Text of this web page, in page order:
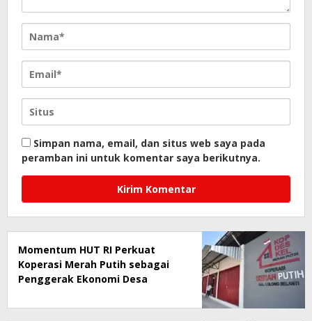
Simpan nama, email, dan situs web saya pada
peramban ini untuk komentar saya berikutnya.
Momentum HUT RI Perkuat
Koperasi Merah Putih sebagai
Penggerak Ekonomi Desa